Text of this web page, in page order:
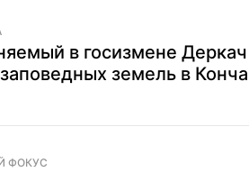
в госизмене
земель в
ФОКУС